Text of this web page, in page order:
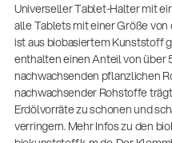
Universeller Tablet-Halter mit
alle Tablets mit einer Größe von
ist aus biobasiertem Kunststoff
enthalten einen Anteil von über
nachwachsenden pflanzlichen
nachwachsender Rohstoffe
Erdölvorräte zu schonen und
verringern. Mehr Infos zu den